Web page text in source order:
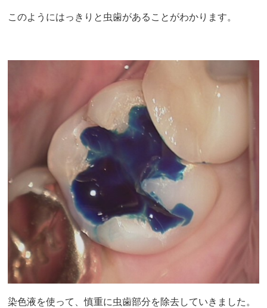
このようにはっきりと虫歯があることがわかります。
染色液を使って、慎重に虫歯部分を除去していきました。